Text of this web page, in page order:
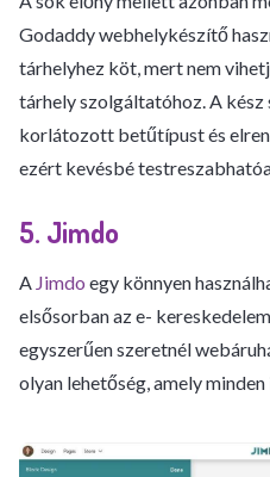
Godaddy webhelykészítő
tárhelyhez köt, mert nem
tárhely szolgáltatóhoz. A
korlátozott betűtípust és
ezért kevésbé
5. Jimdo
A Jimdo egy könnyen
elsősorban az e-
egyszerűen szeretnél
olyan lehetőség, amely